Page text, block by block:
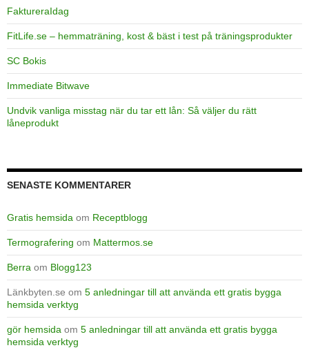
FaktureraIdag
FitLife.se – hemmaträning, kost & bäst i test på träningsprodukter
SC Bokis
Immediate Bitwave
Undvik vanliga misstag när du tar ett lån: Så väljer du rätt
låneprodukt
SENASTE KOMMENTARER
Gratis hemsida om Receptblogg
Termografering om Mattermos.se
Berra om Blogg123
Länkbyten.se om 5 anledningar till att använda ett gratis bygga
hemsida verktyg
gör hemsida om 5 anledningar till att använda ett gratis bygga
hemsida verktyg